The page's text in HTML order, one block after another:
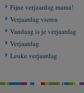
Fijne verjaardag mama!
Verjaardag vieren
Vandaag is je verjaardag
Verjaardag
Leuke verjaardag